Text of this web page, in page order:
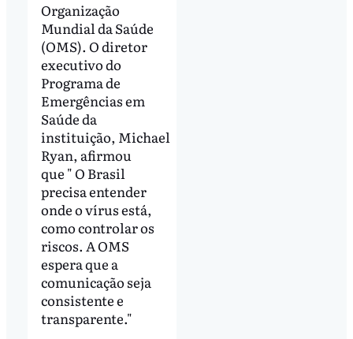
Organização
Mundial da Saúde
(OMS). O diretor
executivo do
Programa de
Emergências em
Saúde da
instituição, Michael
Ryan, afirmou
que " O Brasil
precisa entender
onde o vírus está,
como controlar os
riscos. A OMS
espera que a
comunicação seja
consistente e
transparente."